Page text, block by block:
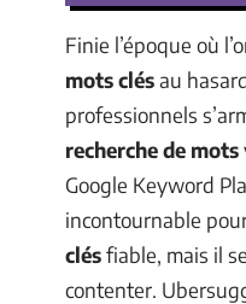
Finie l’époque où
mots clésau
professionnels
recherche de mots
Google Keyword
incontournable
clésfiable, mais il
contenter.